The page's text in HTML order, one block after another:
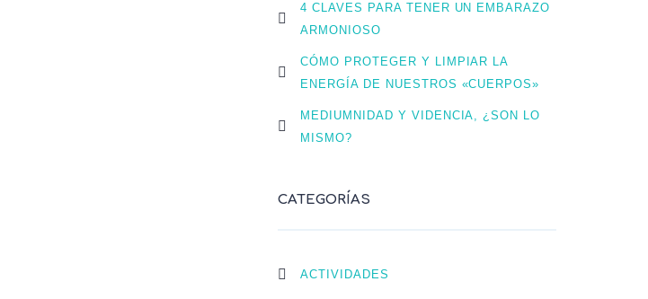
4 CLAVES PARA TENER UN EMBARAZO
ARMONIOSO
CÓMO PROTEGER Y LIMPIAR LA
ENERGÍA DE NUESTROS «CUERPOS»
MEDIUMNIDAD Y VIDENCIA, ¿SON LO
MISMO?
CATEGORÍAS
ACTIVIDADES